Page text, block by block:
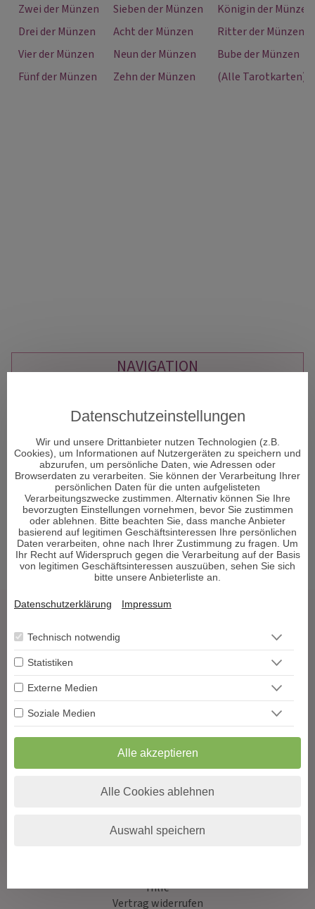
NAVIGATION
Kartenlegen Gratisgespräch
Liebestarot
Dualseelenliebe
Astrologische Beratung am Telefon
Tarotkarten Bedeutung
Reguläre Webseite
Zwei der Münzen
Sieben der Münzen
Königin der Münzen
Drei der Münzen
Acht der Münzen
Ritter der Münzen
Vier der Münzen
Neun der Münzen
Bube der Münzen
Fünf der Münzen
Zehn der Münzen (Alle Tarotkarten)
Hellsehen & Wahrsagen
Medium & Channeling
Beruf & Karriere
Sonstige Bereiche
Impressum
AGB
Widerrufsformular
Hilfe
Vertrag widerrufen
Datenschutzeinstellungen
Wir und unsere Drittanbieter nutzen Technologien (z.B.
Cookies), um Informationen auf Nutzergeräten zu speichern und
abzurufen, um persönliche Daten, wie Adressen oder
Browserdaten zu verarbeiten. Sie können der Verarbeitung Ihrer
persönlichen Daten für die unten aufgelisteten
Verarbeitungszwecke zustimmen. Alternativ können Sie Ihre
bevorzugten Einstellungen vornehmen, bevor Sie zustimmen
oder ablehnen. Bitte beachten Sie, dass manche Anbieter
basierend auf legitimen Geschäftsinteressen Ihre persönlichen
Daten verarbeiten, ohne nach Ihrer Zustimmung zu fragen. Um
Ihr Recht auf Widerspruch gegen die Verarbeitung auf der Basis
von legitimen Geschäftsinteressen auszuüben, sehen Sie sich
bitte unsere Anbieterliste an.
Datenschutzerklärung Impressum
Technisch notwendig
Statistiken
Externe Medien
Soziale Medien
Alle akzeptieren
Alle Cookies ablehnen
Auswahl speichern